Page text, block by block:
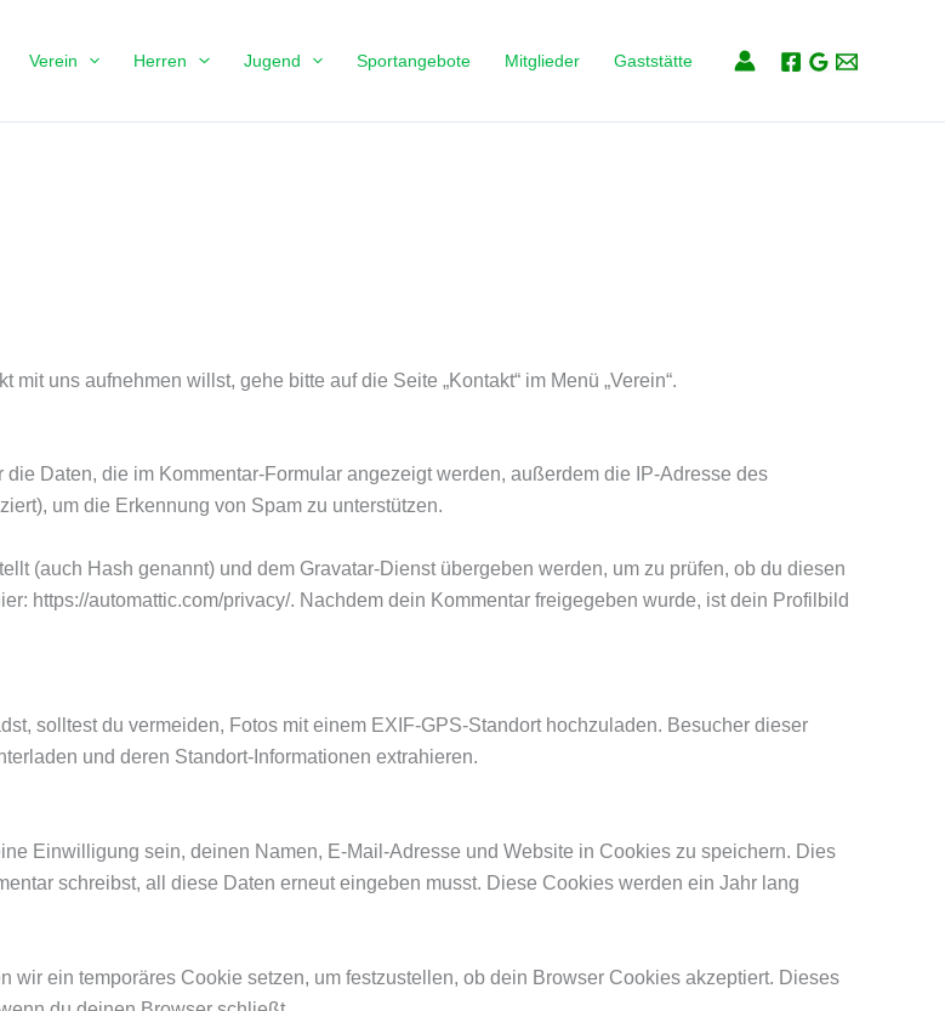
Verein Herren Jugend Sportangebote Mitglieder Gaststätte
uns aufnehmen willst, gehe bitte auf die Seite „Kontakt“ im Menü „Verein“.
Daten, die im Kommentar-Formular angezeigt werden, außerdem die IP-Adresse des
um die Erkennung von Spam zu unterstützen.
(auch Hash genannt) und dem Gravatar-Dienst übergeben werden, um zu prüfen, ob du diesen
https://automattic.com/privacy/. Nachdem dein Kommentar freigegeben wurde, ist dein Profilbild
solltest du vermeiden, Fotos mit einem EXIF-GPS-Standort hochzuladen. Besucher dieser
und deren Standort-Informationen extrahieren.
Einwilligung sein, deinen Namen, E-Mail-Adresse und Website in Cookies zu speichern. Dies
schreibst, all diese Daten erneut eingeben musst. Diese Cookies werden ein Jahr lang
wir ein temporäres Cookie setzen, um festzustellen, ob dein Browser Cookies akzeptiert. Dieses